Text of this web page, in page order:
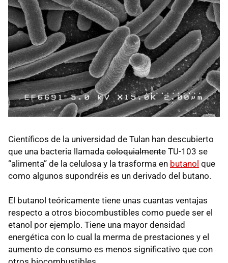
Científicos de la universidad de Tulan han descubierto
que una bacteria llamada coloquialmente TU-103 se
“alimenta” de la celulosa y la trasforma en butanol que
como algunos supondréis es un derivado del butano.
El butanol teóricamente tiene unas cuantas ventajas
respecto a otros biocombustibles como puede ser el
etanol por ejemplo. Tiene una mayor densidad
energética con lo cual la merma de prestaciones y el
aumento de consumo es menos significativo que con